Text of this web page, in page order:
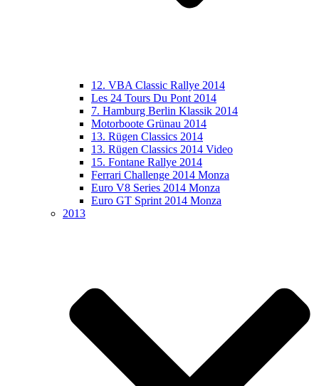
12. VBA Classic Rallye 2014
Les 24 Tours Du Pont 2014
7. Hamburg Berlin Klassik 2014
Motorboote Grünau 2014
13. Rügen Classics 2014
13. Rügen Classics 2014 Video
15. Fontane Rallye 2014
Ferrari Challenge 2014 Monza
Euro V8 Series 2014 Monza
Euro GT Sprint 2014 Monza
2013